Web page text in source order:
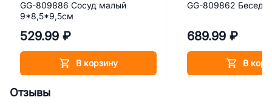
GG-809886 Сосуд малый
9*8,5*9,5см
529.99 ₽
В корзину
GG-809862
689.99 ₽
В
Отзывы